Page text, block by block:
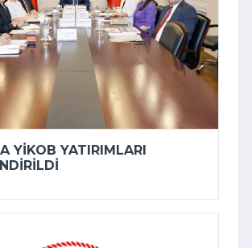
YİKOB YATIRIMLARI